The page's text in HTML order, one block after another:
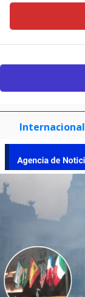
Internacional